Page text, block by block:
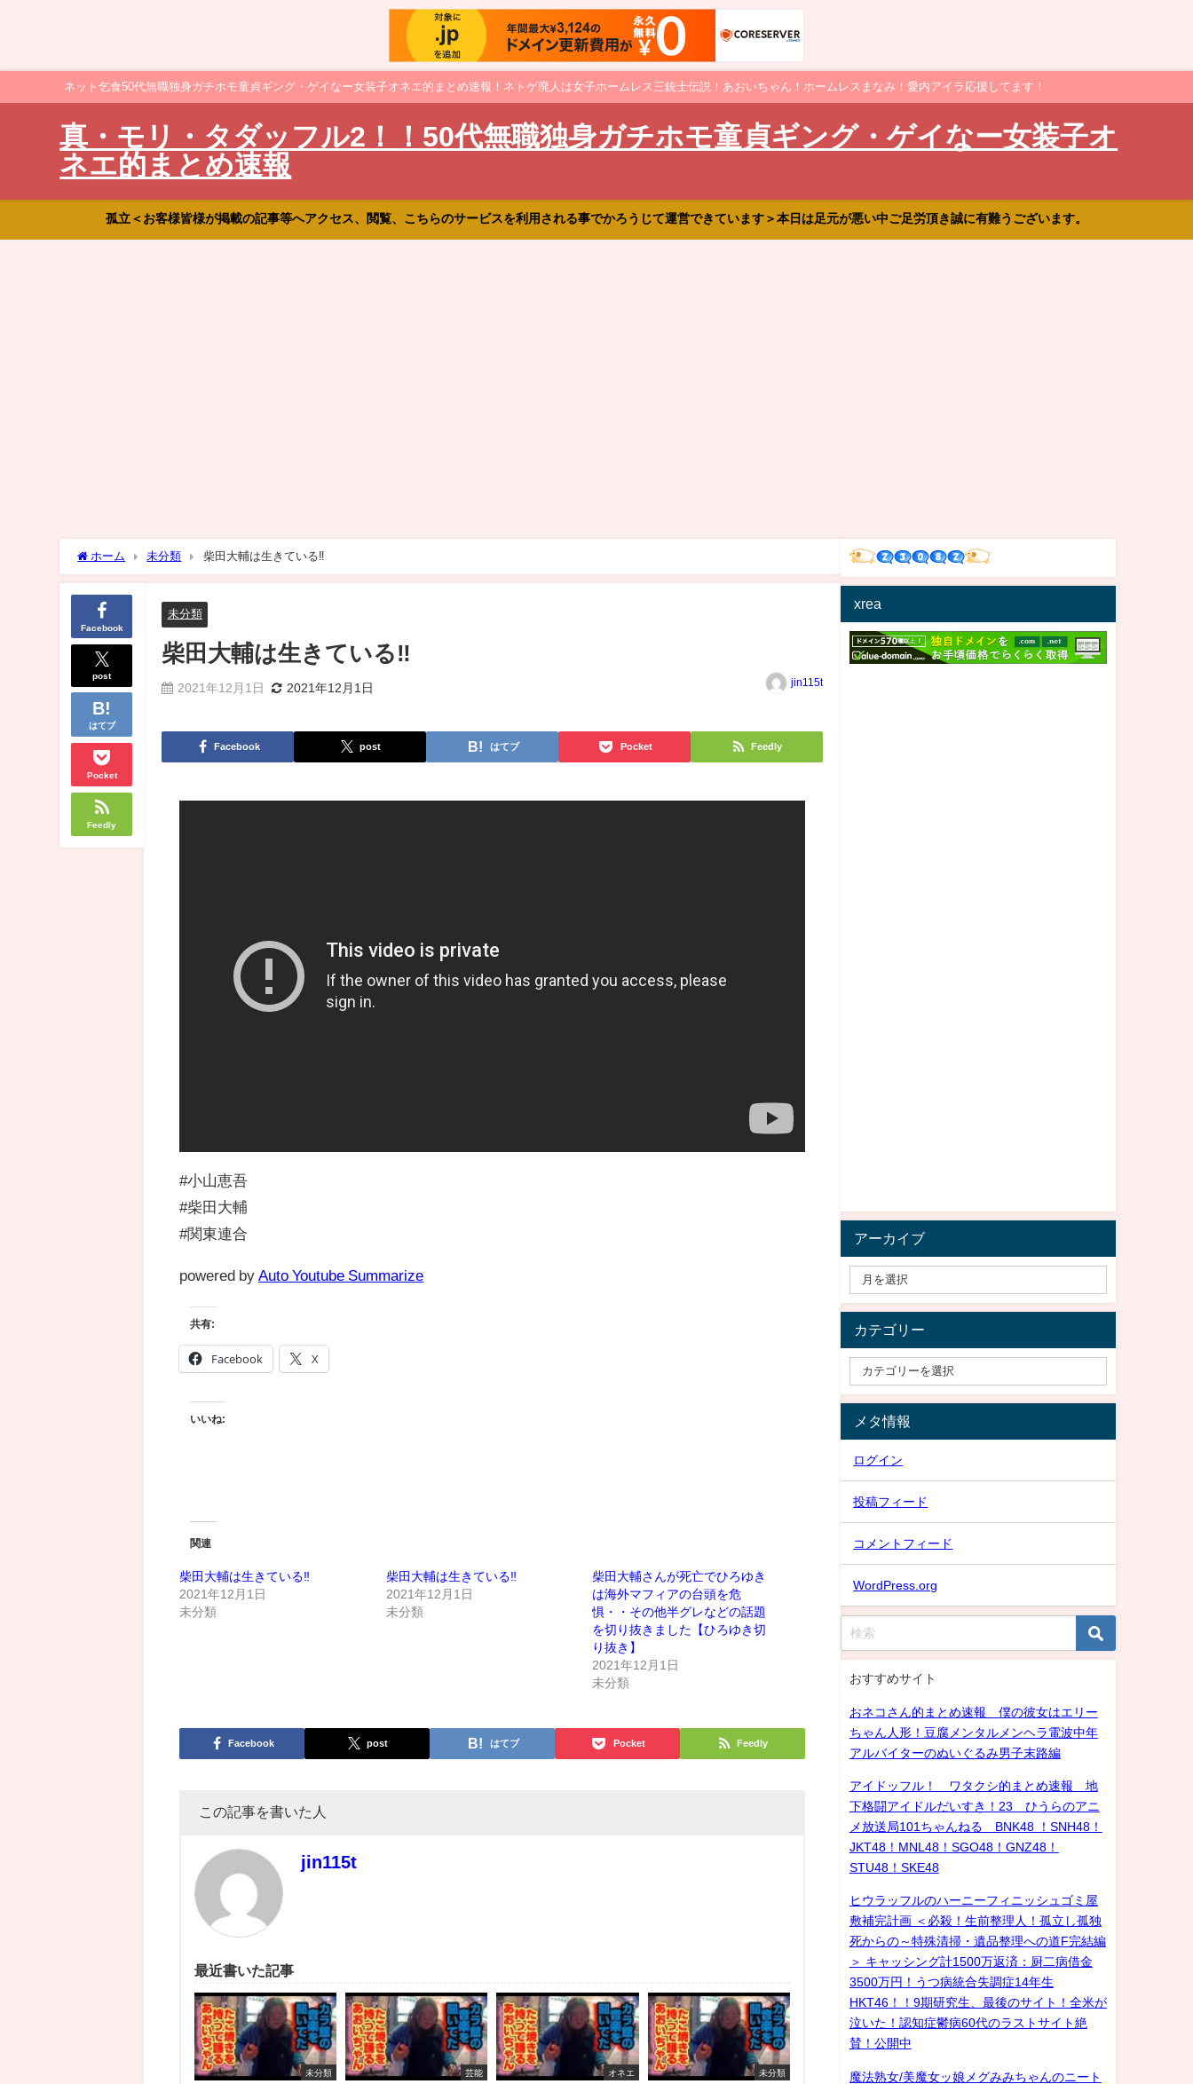
ネット乞食50代無職独身ガチホモ童貞ギング・ゲイなー女装子オネエ的まとめ速報！ネトゲ廃人は女子ホームレス三銃士伝説！あおいちゃん！ホームレスまなみ！愛内アイラ応援してます！
真・モリ・タダッフル2！！50代無職独身ガチホモ童貞ギング・ゲイなー女装子オ
ネエ的まとめ速報
孤立＜お客様皆様が掲載の記事等へアクセス、閲覧、こちらのサービスを利用される事でかろうじて運営できています＞本日は足元が悪い中ご足労頂き誠に有難うございます。
ホーム 未分類 柴田大輔は生きている‼️
Facebook
post
はてブ
Pocket
Feedly
未分類
柴田大輔は生きている‼️
2021年12月1日 2021年12月1日 jin115t
Facebook post はてブ Pocket Feedly
#小山恵吾
#柴田大輔
#関東連合
powered by Auto Youtube Summarize
共有:
Facebook X
いいね:
関連
柴田大輔は生きている‼️
2021年12月1日
未分類
柴田大輔は生きている‼️
2021年12月1日
未分類
柴田大輔さんが死亡でひろゆき
は海外マフィアの台頭を危
惧・・その他半グレなどの話題
を切り抜きました【ひろゆき切
り抜き】
2021年12月1日
未分類
Facebook post はてブ Pocket Feedly
この記事を書いた人
jin115t
最近書いた記事
未分類 芸能 オネエ 未分類
xrea
アーカイブ
カテゴリー
メタ情報
ログイン
投稿フィード
コメントフィード
WordPress.org
おすすめサイト
おネコさん的まとめ速報 僕の彼女はエリー
ちゃん人形！豆腐メンタルメンヘラ電波中年
アルバイターのぬいぐるみ男子末路編
アイドッフル！ ワタクシ的まとめ速報 地
下格闘アイドルだいすき！23 ひうらのアニ
メ放送局101ちゃんねる BNK48 ！SNH48！
JKT48！MNL48！SGO48！GNZ48！
STU48！SKE48
ヒウラッフルのハーニーフィニッシュゴミ屋
敷補完計画 ＜必殺！生前整理人！孤立し孤独
死からの～特殊清掃・遺品整理への道F完結編
＞ キャッシング計1500万返済：厨二病借金
3500万円！うつ病統合失調症14年生
HKT46！！9期研究生、最後のサイト！全米が
泣いた！認知症鬱病60代のラストサイト絶
賛！公開中
魔法熟女/美魔女ッ娘メグみみちゃんのニート